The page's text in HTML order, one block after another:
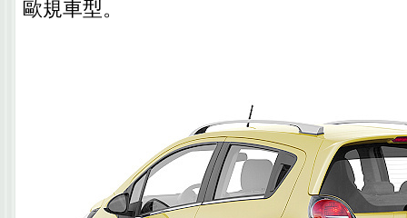
歐規車型。